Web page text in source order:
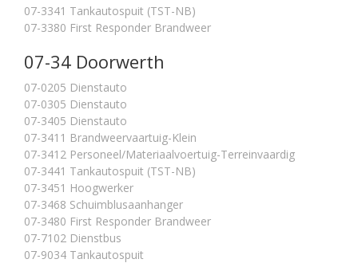
07-3341 Tankautospuit (TST-NB)
07-3380 First Responder Brandweer
07-34 Doorwerth
07-0205 Dienstauto
07-0305 Dienstauto
07-3405 Dienstauto
07-3411 Brandweervaartuig-Klein
07-3412 Personeel/Materiaalvoertuig-Terreinvaardig
07-3441 Tankautospuit (TST-NB)
07-3451 Hoogwerker
07-3468 Schuimblusaanhanger
07-3480 First Responder Brandweer
07-7102 Dienstbus
07-9034 Tankautospuit